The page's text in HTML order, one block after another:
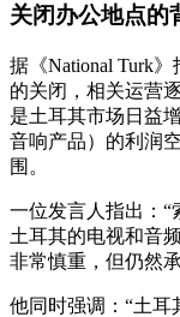
关闭办公地点的
据《National Turk
的关闭，相关运营
是土耳其市场日益
音响产品）的利润
围。
一位发言人指出：“
土耳其的电视和音
非常慎重，但仍然
他同时强调：“土